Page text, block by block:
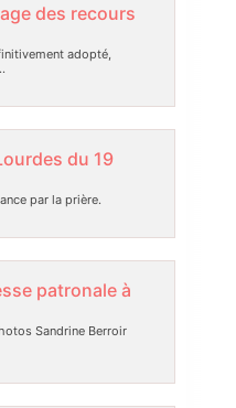
des recours
adopté,
du 19
par la prière.
patronale à
Sandrine Berroir